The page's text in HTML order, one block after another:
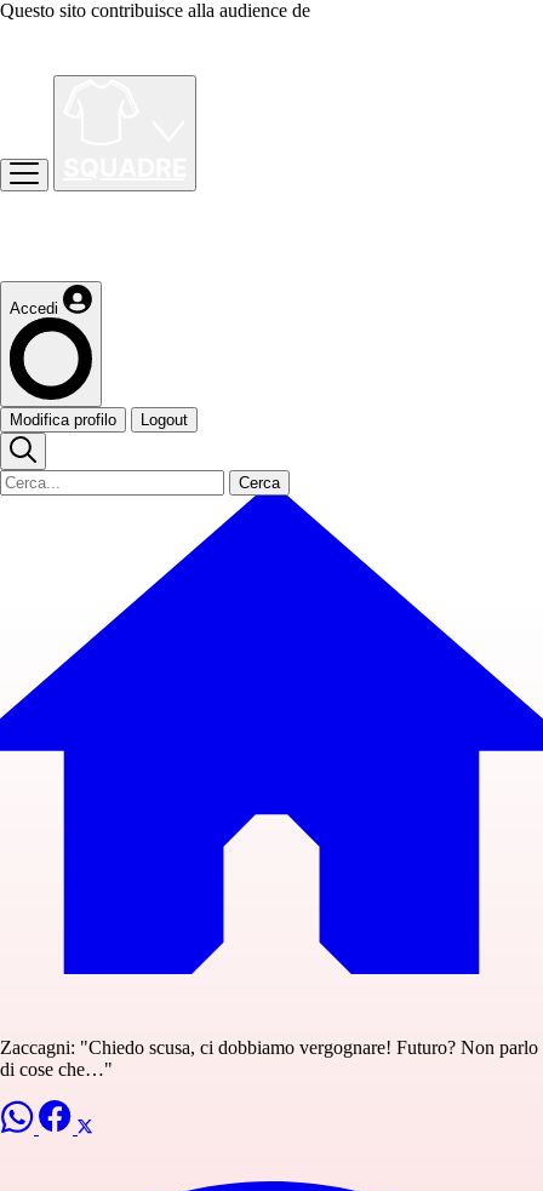
Questo sito contribuisce alla audience de
Accedi
Modifica profilo Logout
Cerca
Zaccagni: "Chiedo scusa, ci dobbiamo vergognare! Futuro? Non parlo
di cose che…"